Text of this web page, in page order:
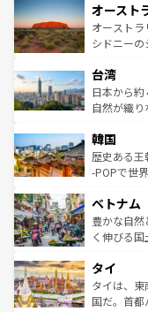
部のニュー
文化が魅力
しみなが
ならではの贅沢な
情報はコ
ワイ島は見
島だが、静
おすすめ
れるおもて
人々、お
ク、伝統
ワイを、存分に味わ
はコンテン
オースト
オーストラ
シドニー
リアリーフ
ク）、タ
ど、見ど
いる。アク
ビング、
い。オース
参照してほ
台湾
日本から
自然が織
ン）、静ひ
と山間の
驚きをもた
容にもいい
照してほし
韓国
歴史ある
-POPで世
き、地方に
できる。
まで、さ
リティに包
覧を参照し
ベトナム
豊かな自
く伸びる
急速な発展
ーチミン市
醸し出し
タイ
タイは、東
国だ。首